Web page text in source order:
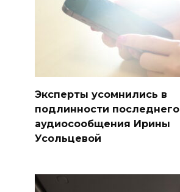
Эксперты усомнились в
подлинности последнего
аудиосообщения Ирины
Усольцевой